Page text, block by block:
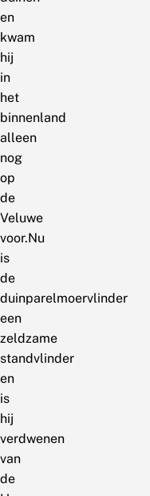
en
kwam
hij
in
het
binnenland
alleen
nog
op
de
Veluwe
voor.Nu
is
de
duinparelmoervlinder
een
zeldzame
standvlinder
en
is
hij
verdwenen
van
de